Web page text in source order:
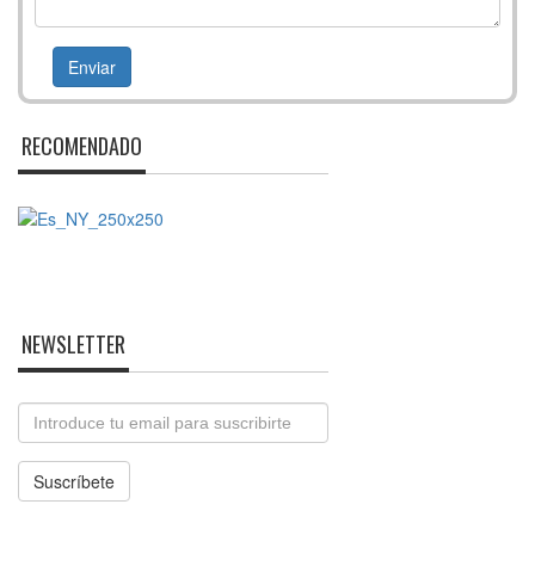
RECOMENDADO
NEWSLETTER
Email
Suscríbete